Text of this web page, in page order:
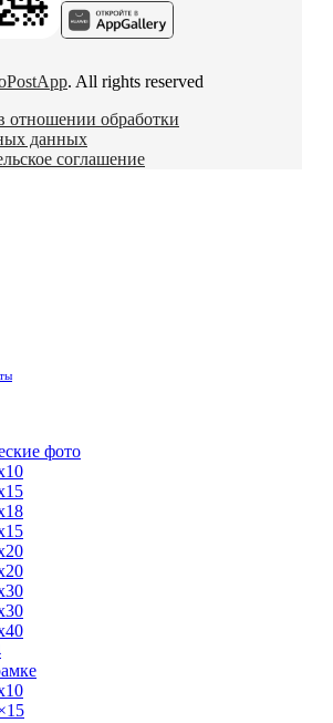
. All rights reserved
отношении обработки
данных
соглашение
фото